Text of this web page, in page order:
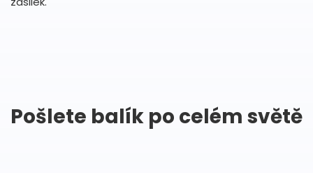
Pošlete balík po celém světě